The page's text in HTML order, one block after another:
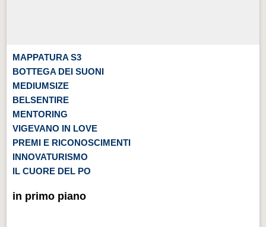
MAPPATURA S3
BOTTEGA DEI SUONI
MEDIUMSIZE
BELSENTIRE
MENTORING
VIGEVANO IN LOVE
PREMI E RICONOSCIMENTI
INNOVATURISMO
IL CUORE DEL PO
in primo piano